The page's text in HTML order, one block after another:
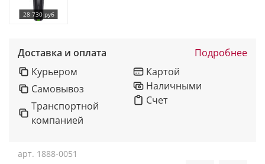
арт. 1888-0051
28 730 руб
Доставка и оплата
Подробнее
Курьером
Самовывоз
Транспортной
компанией
Картой
Наличными
Счет